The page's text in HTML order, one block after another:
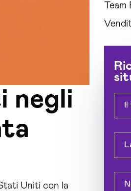
negli
Uniti con la
Team